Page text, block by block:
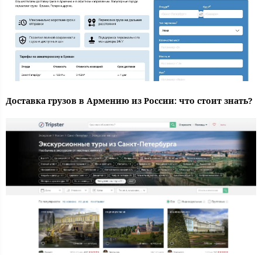
Доставка грузов в Армению из России: что стоит знать?